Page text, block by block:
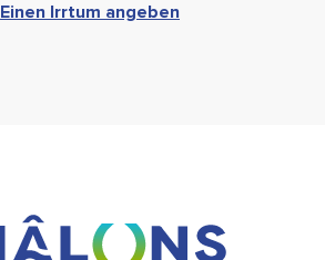
Einen Irrtum angeben